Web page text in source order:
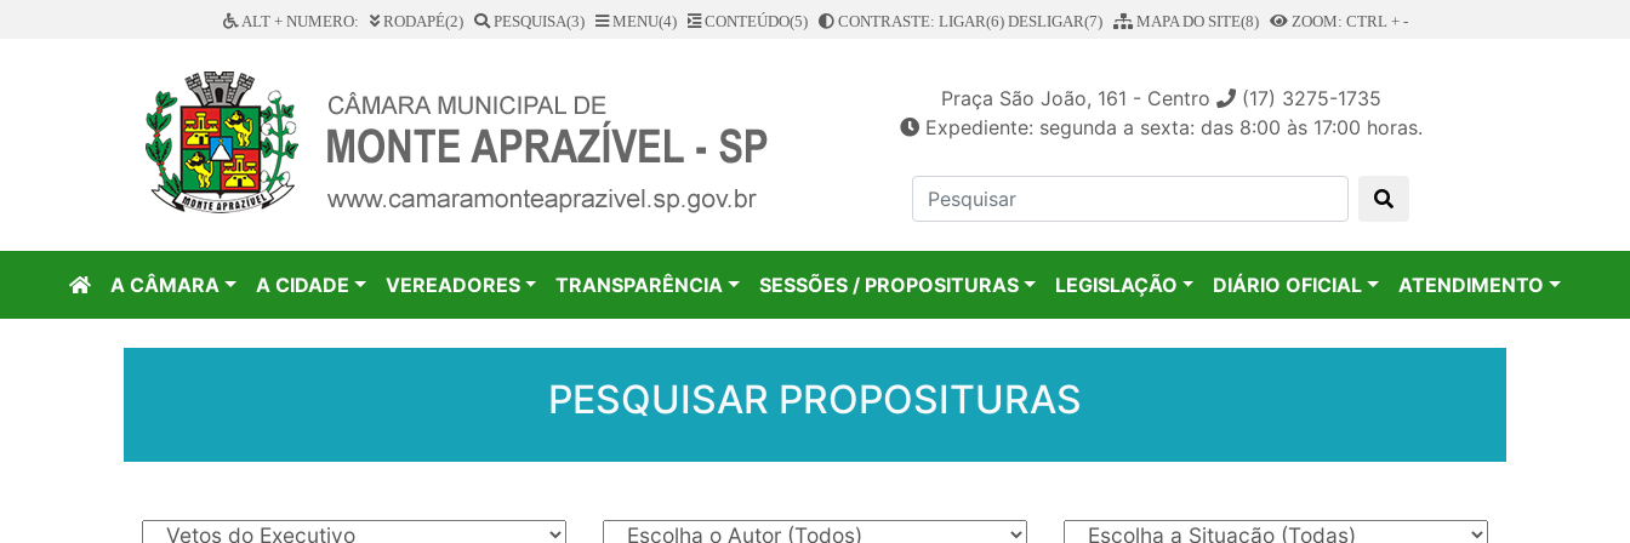
ALT + NUMERO: RODAPÉ(2) PESQUISA(3) MENU(4) CONTEÚDO(5) CONTRASTE: LIGAR(6) DESLIGAR(7) MAPA DO SITE(8) ZOOM: CTRL + -
Praça São João, 161 - Centro
(17) 3275-1735
Expediente: segunda a sexta: das 8:00 às 17:00 horas.
A CÂMARA A CIDADE VEREADORES TRANSPARÊNCIA SESSÕES / PROPOSITURAS LEGISLAÇÃO DIÁRIO OFICIAL ATENDIMENTO
PESQUISAR PROPOSITURAS